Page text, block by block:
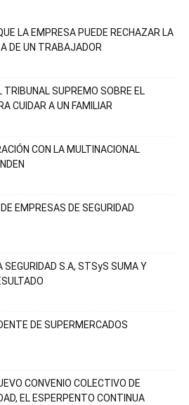
LA EMPRESA PUEDE RECHAZAR LA
DE UN TRABAJADOR
TRIBUNAL SUPREMO SOBRE EL
CUIDAR A UN FAMILIAR
CON LA MULTINACIONAL
EMPRESAS DE SEGURIDAD
SEGURIDAD S.A, STSyS SUMA Y
DE SUPERMERCADOS
CONVENIO COLECTIVO DE
EL ESPERPENTO CONTINUA